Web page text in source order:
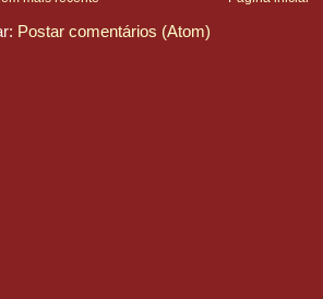
Postar comentários (Atom)